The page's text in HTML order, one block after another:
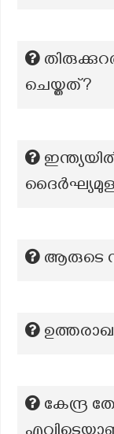
ചെയ്തത്?
ആരുടെ
കേന്ദ്ര